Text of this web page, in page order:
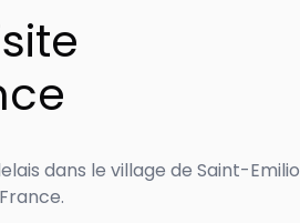
dans le village de Saint-